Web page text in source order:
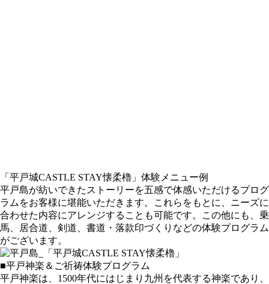
「平戸城CASTLE STAY懐柔櫓」体験メニュー例
平戸島が紡いできたストーリーを五感で体感いただけるプログ
ラムをお客様に堪能いただきます。これらをもとに、ニーズに
合わせた内容にアレンジすることも可能です。この他にも、乗
馬、居合道、剣道、書道・落款印づくりなどの体験プログラム
がございます。
■平戸神楽＆ご祈祷体験プログラム
平戸神楽は、1500年代にはじまり九州を代表する神楽であり、